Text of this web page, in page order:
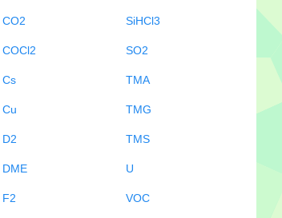
CO2
COCl2
Cs
Cu
D2
DME
F2
SiHCl3
SO2
TMA
TMG
TMS
U
VOC